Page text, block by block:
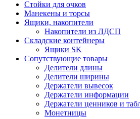
Стойки для очков
Манекены и торсы
Ящики, накопители
Накопители из ЛДСП
Складские контейнеры
Ящики SK
Сопутствующие товары
Делители длины
Делители ширины
Держатели вывесок
Держатели информации
Держатели ценников и
Монетницы